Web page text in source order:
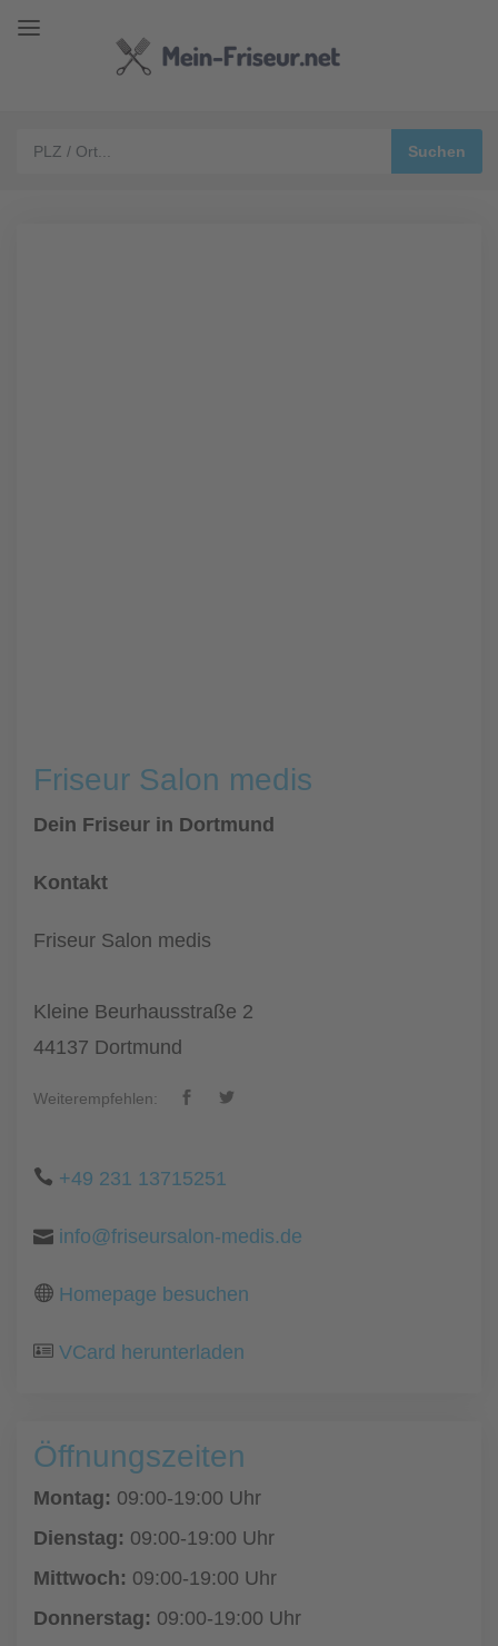
Friseur Salon medis
Dein Friseur in Dortmund
Kontakt
Friseur Salon medis
Kleine Beurhausstraße 2
44137 Dortmund
Weiterempfehlen:
+49 231 13715251
info@friseursalon-medis.de
Homepage besuchen
VCard herunterladen
Öffnungszeiten
Montag: 09:00-19:00 Uhr
Dienstag: 09:00-19:00 Uhr
Mittwoch: 09:00-19:00 Uhr
Donnerstag: 09:00-19:00 Uhr